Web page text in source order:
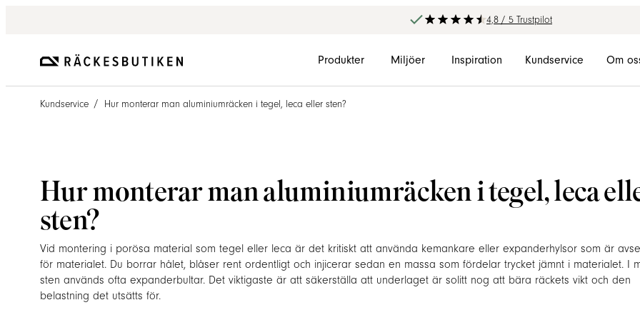
4,8 / 5 Trustpilot
Produkter Miljöer Inspiration Kundservice Om
Kundservice / Hur monterar man aluminiumräcken i tegel, leca eller sten?
Hur monterar man aluminiumräcken i tegel, leca
sten?
Vid montering i porösa material som tegel eller leca är det kritiskt att använda kemankare eller expanderhylsor som är
för materialet. Du borrar hålet, blåser rent ordentligt och injicerar sedan en massa som fördelar trycket jämnt i materialet. I
sten används ofta expanderbultar. Det viktigaste är att säkerställa att underlaget är solitt nog att bära räckets vikt och den
belastning det utsätts för.